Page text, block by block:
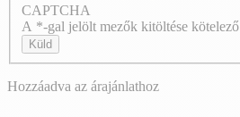
Axeptio consent
CAPTCHA
A *-gal jelölt mezők kitöltése kötelező
Küld
Hozzáadva az árajánlathoz